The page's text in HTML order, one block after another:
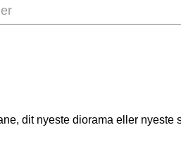
dit nyeste diorama eller